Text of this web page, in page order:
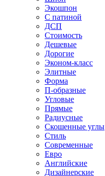
Экошпон
С патиной
ДСП
Стоимость
Дешевые
Дорогие
Эконом-класс
Элитные
Форма
П-образные
Угловые
Прямые
Радиусные
Скошенные углы
Стиль
Современные
Евро
Английские
Дизайнерские